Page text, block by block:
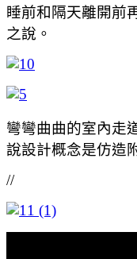
睡前和隔天離開前
之說。
彎彎曲曲的室內走
說設計概念是仿造
//